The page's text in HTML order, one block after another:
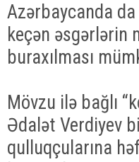
Azərbaycanda
keçən əsgərlərin
buraxılması
Mövzu ilə bağlı
Ədalət Verdiyev
qulluqçularına